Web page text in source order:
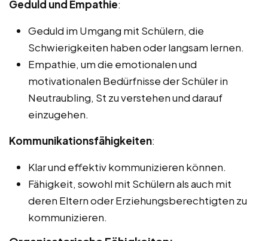
Geduld und Empathie:
Geduld im Umgang mit Schülern, die
Schwierigkeiten haben oder langsam lernen.
Empathie, um die emotionalen und
motivationalen Bedürfnisse der Schüler in
Neutraubling, St zu verstehen und darauf
einzugehen.
Kommunikationsfähigkeiten:
Klar und effektiv kommunizieren können.
Fähigkeit, sowohl mit Schülern als auch mit
deren Eltern oder Erziehungsberechtigten zu
kommunizieren.